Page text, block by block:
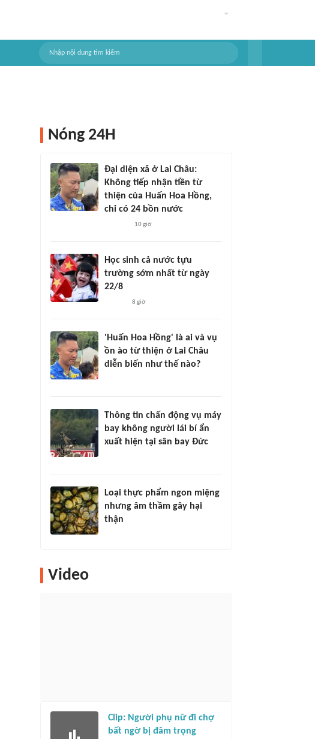
Nóng 24H
Đại diện xã ở Lai Châu:
Không tiếp nhận tiền từ
thiện của Huấn Hoa Hồng,
chỉ có 24 bồn nước
10 giờ
Học sinh cả nước tựu
trường sớm nhất từ ngày
22/8
8 giờ
'Huấn Hoa Hồng' là ai và vụ
ồn ào từ thiện ở Lai Châu
diễn biến như thế nào?
Thông tin chấn động vụ máy
bay không người lái bí ẩn
xuất hiện tại sân bay Đức
Loại thực phẩm ngon miệng
nhưng âm thầm gây hại
thận
Video
Clip: Người phụ nữ đi chợ
bất ngờ bị đâm trọng